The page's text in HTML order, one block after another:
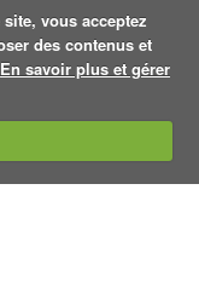
vous acceptez
des contenus et
En savoir plus et gérer